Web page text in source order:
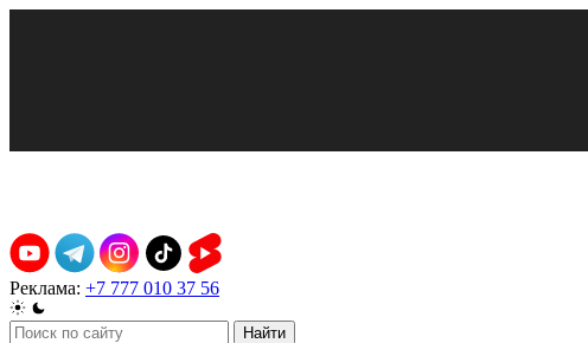
Реклама: +7 777 010 37 56
Найти